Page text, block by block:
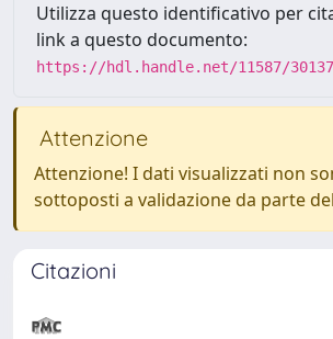
Utilizza questo identificativo per
link a questo documento:
https://hdl.handle.net/11587/
Attenzione
Attenzione! I dati visualizzati non
sottoposti a validazione da parte
Citazioni